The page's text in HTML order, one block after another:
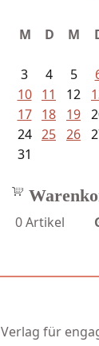
M D M
3
4 5
10
11 12
17
18 19
24 25 26
31
0Artikel
Verlag für